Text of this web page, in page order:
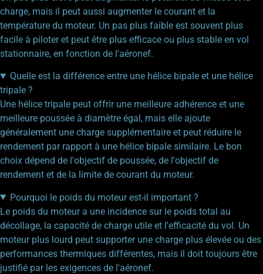
charge, mais il peut aussi augmenter le courant et la
température du moteur. Un pas plus faible est souvent plus
facile à piloter et peut être plus efficace ou plus stable en vol
stationnaire, en fonction de l'aéronef.
Quelle est la différence entre une hélice bipale et une hélice
tripale ?
Une hélice tripale peut offrir une meilleure adhérence et une
meilleure poussée à diamètre égal, mais elle ajoute
généralement une charge supplémentaire et peut réduire le
rendement par rapport à une hélice bipale similaire. Le bon
choix dépend de l'objectif de poussée, de l'objectif de
rendement et de la limite de courant du moteur.
Pourquoi le poids du moteur est-il important ?
Le poids du moteur a une incidence sur le poids total au
décollage, la capacité de charge utile et l'efficacité du vol. Un
moteur plus lourd peut supporter une charge plus élevée ou des
performances thermiques différentes, mais il doit toujours être
justifié par les exigences de l'aéronef.